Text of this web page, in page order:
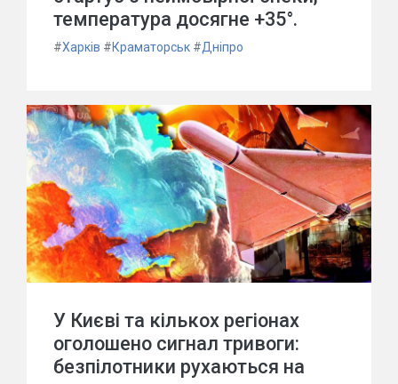
температура досягне +35°.
#Харків #Краматорськ #Дніпро
У Києві та кількох регіонах
оголошено сигнал тривоги:
безпілотники рухаються на